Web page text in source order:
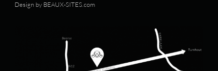
Design by BEAUX-SITES.com